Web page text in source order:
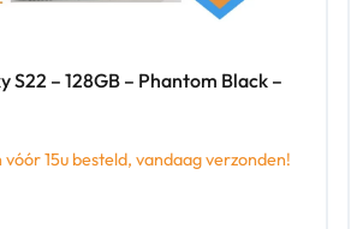
S22 – 128GB – Phantom Black –
15u besteld, vandaag verzonden!